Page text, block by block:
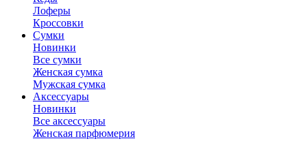
Лоферы
Кроссовки
Сумки
Новинки
Все сумки
Женская сумка
Мужская сумка
Аксессуары
Новинки
Все аксессуары
Женская парфюмерия